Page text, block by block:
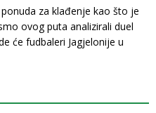
za klađenje kao što je
ovog puta analizirali duel
će fudbaleri Jagjelonije u